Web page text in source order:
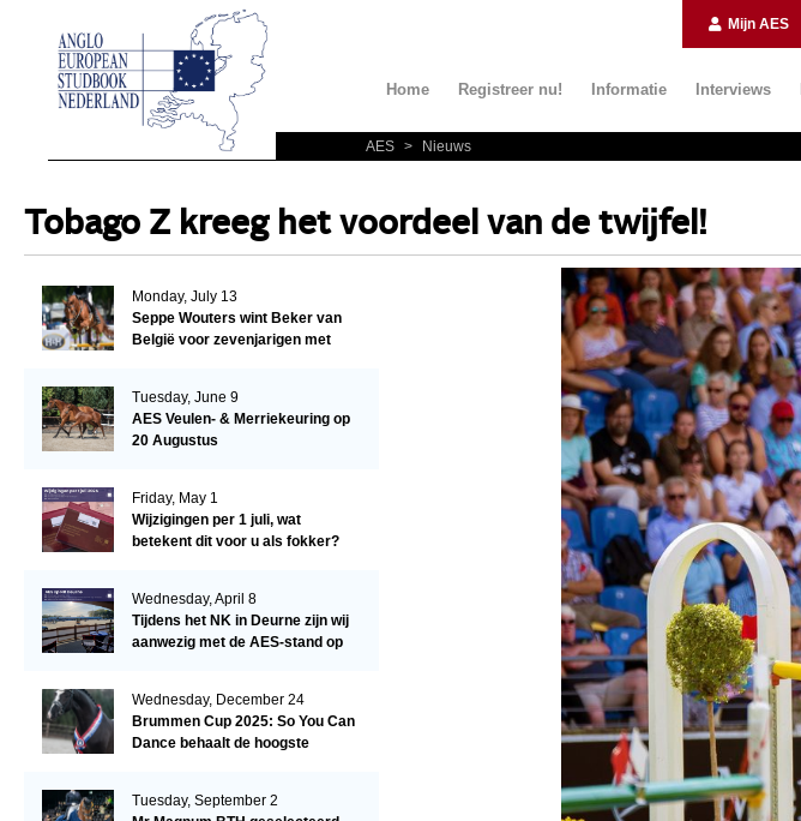
Mijn AES
Home Registreer nu! Informatie Interviews
AES > Nieuws
Tobago Z kreeg het voordeel van de twijfel!
Monday, July 13
Seppe Wouters wint Beker van
België voor zevenjarigen met
Tuesday, June 9
AES Veulen- & Merriekeuring op
20 Augustus
Friday, May 1
Wijzigingen per 1 juli, wat
betekent dit voor u als fokker?
Wednesday, April 8
Tijdens het NK in Deurne zijn wij
aanwezig met de AES-stand op
Wednesday, December 24
Brummen Cup 2025: So You Can
Dance behaalt de hoogste
Tuesday, September 2